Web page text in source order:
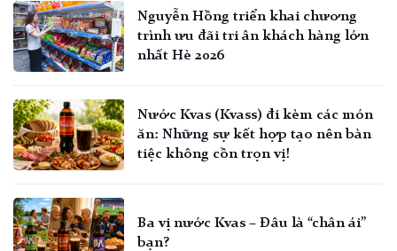
Nguyễn Hồng triển khai chương
trình ưu đãi tri ân khách hàng lớn
nhất Hè 2026
Nước Kvas (Kvass) đi kèm các món
ăn: Những sự kết hợp tạo nên bàn
tiệc không cồn trọn vị!
Ba vị nước Kvas – Đâu là “chân ái”
bạn?